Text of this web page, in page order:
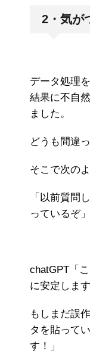
2・気が
データ処理
結果に不自
ました。
どうも間違
そこで次の
「以前質問
っているぞ」
chatGPT「
に安定します
もしまだ誤
タを貼って
す！」